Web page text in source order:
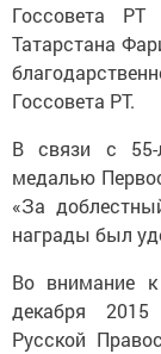
Госсовета РТ
Татарстана
Госсовета РТ.
В связи с 55-
медалью
«За
награды был
Во внимание
декабря
Русской